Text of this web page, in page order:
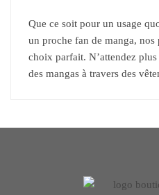
Que ce soit pour un usage
un proche fan de manga, nos
choix parfait. N’attendez
des mangas à travers des